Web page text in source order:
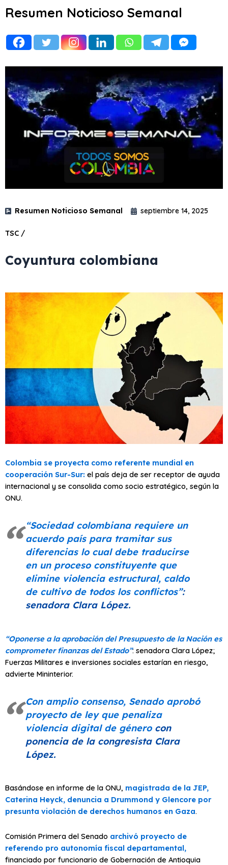
Resumen Noticioso Semanal
Resumen Noticioso Semanal septiembre 14, 2025
TSC /
Coyuntura colombiana
Colombia se proyecta como referente mundial en
cooperación Sur-Sur: el país deja de ser receptor de ayuda
internacional y se consolida como socio estratégico, según la
ONU.
“Sociedad colombiana requiere un
acuerdo país para tramitar sus
diferencias lo cual debe traducirse
en un proceso constituyente que
elimine violencia estructural, caldo
de cultivo de todos los conflictos”:
senadora Clara López.
“Oponerse a la aprobación del Presupuesto de la Nación es
comprometer finanzas del Estado”: senadora Clara López;
Fuerzas Militares e inversiones sociales estarían en riesgo,
advierte Mininterior.
Con amplio consenso, Senado aprobó
proyecto de ley que penaliza
violencia digital de génerocon
ponencia de la congresista Clara
López.
Basándose en informe de la ONU, magistrada de la JEP,
Caterina Heyck, denuncia a Drummond y Glencore por
presunta violación de derechos humanos en Gaza.
Comisión Primera del Senado archivó proyecto de
referendo pro autonomía fiscal departamental,
financiado por funcionario de Gobernación de Antioquia